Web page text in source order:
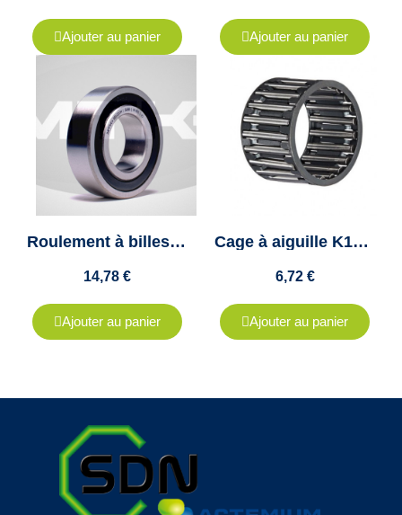
Ajouter au panier Ajouter au panier
Roulement à billes 3205 TN- MTK
14,78 €
Ajouter au panier
Cage à aiguille K18-24-12 INA
6,72 €
Ajouter au panier